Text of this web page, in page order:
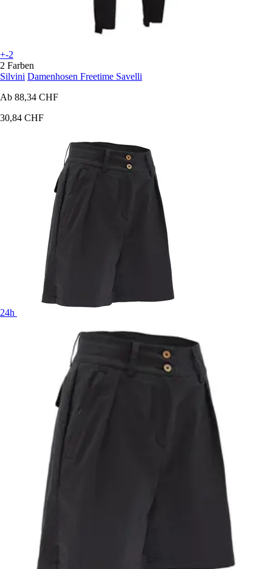
+-2
2 Farben
Silvini Damenhosen Freetime Savelli
Ab 88,34 CHF
30,84 CHF
24h